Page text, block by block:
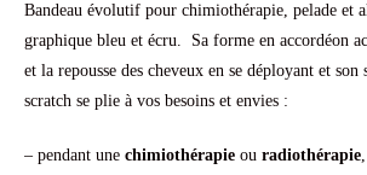
Bandeau évolutif pour chimiothérapie, pelade et
graphique bleu et écru. Sa forme en accordéon
et la repousse des cheveux en se déployant et son
scratch se plie à vos besoins et envies :
– pendant une chimiothérapie ou radiothérapie